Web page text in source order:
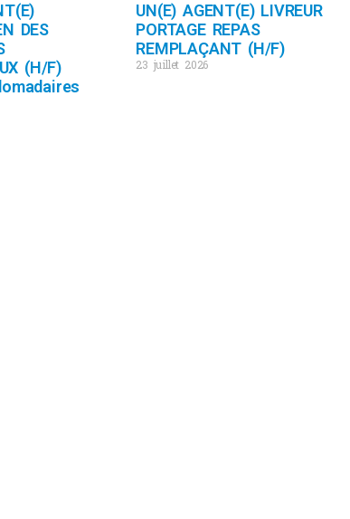
DES
(H/F)
UN(E) AGENT(E) LIVREUR
PORTAGE REPAS
REMPLAÇANT (H/F)
23 juillet 2026